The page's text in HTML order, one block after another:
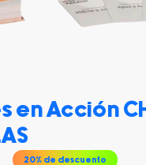
en Acción
20% de descuento